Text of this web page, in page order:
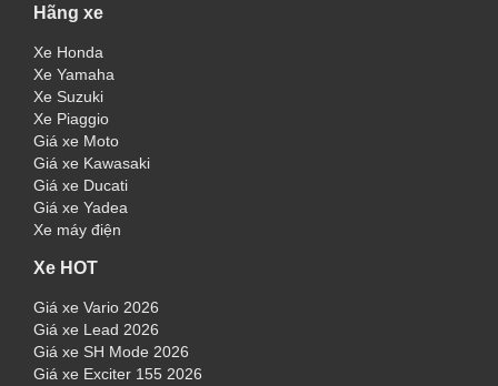
Hãng xe
Xe Honda
Xe Yamaha
Xe Suzuki
Xe Piaggio
Giá xe Moto
Giá xe Kawasaki
Giá xe Ducati
Giá xe Yadea
Xe máy điện
Xe HOT
Giá xe Vario 2026
Giá xe Lead 2026
Giá xe SH Mode 2026
Giá xe Exciter 155 2026